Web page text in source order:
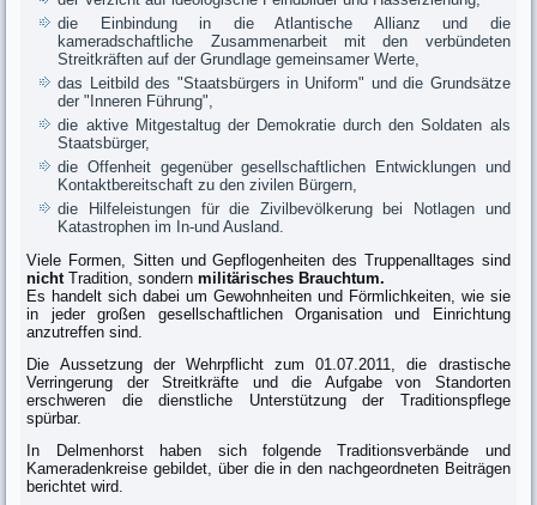
die Einbindung in die Atlantische Allianz und die
kameradschaftliche Zusammenarbeit mit den verbündeten
Streitkräften auf der Grundlage gemeinsamer Werte,
das Leitbild des "Staatsbürgers in Uniform" und die Grundsätze
der "Inneren Führung",
die aktive Mitgestaltug der Demokratie durch den Soldaten als
Staatsbürger,
die Offenheit gegenüber gesellschaftlichen Entwicklungen und
Kontaktbereitschaft zu den zivilen Bürgern,
die Hilfeleistungen für die Zivilbevölkerung bei Notlagen und
Katastrophen im In-und Ausland.
Viele Formen, Sitten und Gepflogenheiten des Truppenalltages sind
nicht Tradition, sondernmilitärisches Brauchtum.
Es handelt sich dabei um Gewohnheiten und Förmlichkeiten, wie sie
in jeder großen gesellschaftlichen Organisation und Einrichtung
anzutreffen sind.
Die Aussetzung der Wehrpflicht zum 01.07.2011, die drastische
Verringerung der Streitkräfte und die Aufgabe von Standorten
erschweren die dienstliche Unterstützung der Traditionspflege
spürbar.
In Delmenhorst haben sich folgende Traditionsverbände und
Kameradenkreise gebildet, über die in den nachgeordneten Beiträgen
berichtet wird.